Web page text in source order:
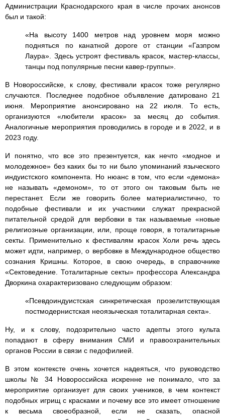
Администрации Краснодарского края в числе прочих анонсов
был и такой:
«На высоту 1400 метров над уровнем моря можно
подняться по канатной дороге от станции «Газпром
Лаура». Здесь устроят фестиваль красок, мастер-классы,
танцы под популярные песни кавер-группы».
В Новороссийске, к слову, фестивали красок тоже регулярно
случаются. Последнее подобное объявление датировано 21
июня. Мероприятие анонсировано на 22 июля. То есть,
организуются «любители красок» за месяц до события.
Аналогичные мероприятия проводились в городе и в 2022, и в
2023 году.
И понятно, что все это презентуется, как нечто «модное и
молодежное» без каких бы то ни было упоминаний языческого
индуистского компонента. Но нюанс в том, что если «демона»
не называть «демоном», то от этого он таковым быть не
перестанет. Если же говорить более материалистично, то
подобные фестивали и их участники служат прекрасной
питательной средой для вербовки в так называемые «новые
религиозные организации, или, проще говоря, в тоталитарные
секты. Применительно к фестивалям красок Холи речь здесь
может идти, например, о вербовке в Международное общество
сознания Кришны. Которое, в свою очередь, в справочнике
«Сектоведение. Тоталитарные секты» профессора Александра
Дворкина охарактеризовано следующим образом:
«Псевдоиндуистская синкретическая прозелитствующая
постмодернистская неоязыческая тоталитарная секта».
Ну, и к слову, подозрительно часто адепты этого культа
попадают в сферу внимания СМИ и правоохранительных
органов России в связи с педофилией.
В этом контексте очень хочется надеяться, что руководство
школы № 34 Новороссийска искренне не понимало, что за
мероприятие организует для своих учеников, в чем контекст
подобных игрищ с красками и почему все это имеет отношение
к весьма своеобразной, если не сказать, опасной